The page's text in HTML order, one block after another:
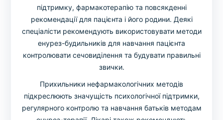
підтримку, фармакотерапію та повсякденні
рекомендації для пацієнта і його родини. Деякі
спеціалісти рекомендують використовувати методи
енурез-будильників для навчання пацієнта
контролювати сечовиділення та будувати правильні
звички.
Прихильники нефармакологічних методів
підкреслюють значущість психологічної підтримки,
регулярного контролю та навчання батьків методам